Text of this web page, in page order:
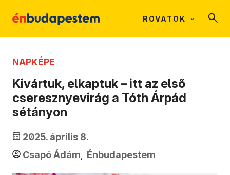
ROVATOK
NAPKÉPE
Kivártuk, elkaptuk – itt az első
cseresznyevirág a Tóth Árpád
sétányon
2025. április 8.
Csapó Ádám, Énbudapestem